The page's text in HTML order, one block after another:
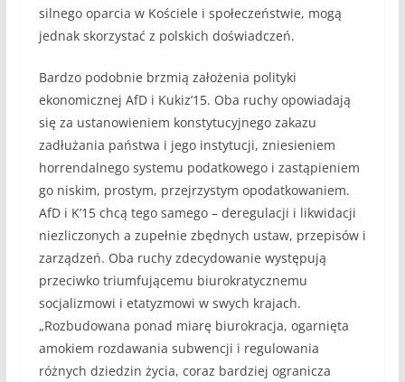
silnego oparcia w Kościele i społeczeństwie, mogą
jednak skorzystać z polskich doświadczeń.
Bardzo podobnie brzmią założenia polityki
ekonomicznej AfD i Kukiz’15. Oba ruchy opowiadają
się za ustanowieniem konstytucyjnego zakazu
zadłużania państwa i jego instytucji, zniesieniem
horrendalnego systemu podatkowego i zastąpieniem
go niskim, prostym, przejrzystym opodatkowaniem.
AfD i K’15 chcą tego samego – deregulacji i likwidacji
niezliczonych a zupełnie zbędnych ustaw, przepisów i
zarządzeń. Oba ruchy zdecydowanie występują
przeciwko triumfującemu biurokratycznemu
socjalizmowi i etatyzmowi w swych krajach.
„Rozbudowana ponad miarę biurokracja, ogarnięta
amokiem rozdawania subwencji i regulowania
różnych dziedzin życia, coraz bardziej ogranicza